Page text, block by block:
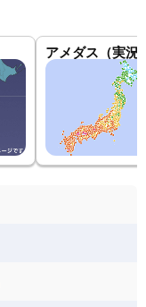
アメダス（実況